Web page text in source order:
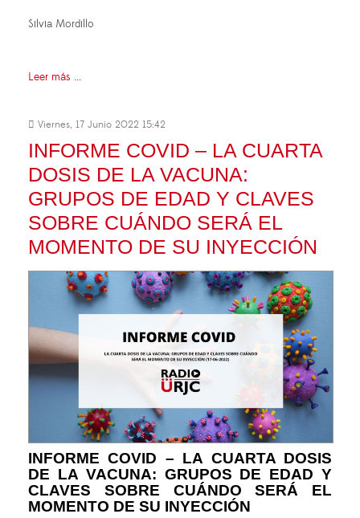
Silvia Mordillo
Leer más ...
Viernes, 17 Junio 2022 15:42
INFORME COVID – LA CUARTA
DOSIS DE LA VACUNA:
GRUPOS DE EDAD Y CLAVES
SOBRE CUÁNDO SERÁ EL
MOMENTO DE SU INYECCIÓN
INFORME COVID – LA CUARTA DOSIS
DE LA VACUNA: GRUPOS DE EDAD Y
CLAVES SOBRE CUÁNDO SERÁ EL
MOMENTO DE SU INYECCIÓN